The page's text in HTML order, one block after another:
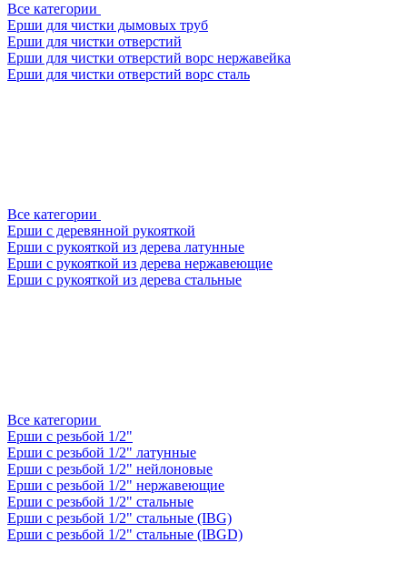
Все категории
Ерши для чистки дымовых труб
Ерши для чистки отверстий
Ерши для чистки отверстий ворс нержавейка
Ерши для чистки отверстий ворс сталь
Все категории
Ерши с деревянной рукояткой
Ерши с рукояткой из дерева латунные
Ерши с рукояткой из дерева нержавеющие
Ерши с рукояткой из дерева стальные
Все категории
Ерши с резьбой 1/2"
Ерши с резьбой 1/2" латунные
Ерши с резьбой 1/2" нейлоновые
Ерши с резьбой 1/2" нержавеющие
Ерши с резьбой 1/2" стальные
Ерши с резьбой 1/2" стальные (IBG)
Ерши с резьбой 1/2" стальные (IBGD)